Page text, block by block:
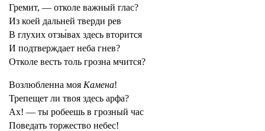
Гремит, — отколе важный глас?
Из коей дальней тверди рев
В глухих отзы́вах здесь вторится
И подтверждает неба гнев?
Отколе весть толь грозна мчится?
Возлюбленна моя Камена!
Трепещет ли твоя здесь арфа?
Ах! — ты робеешь в грозный час
Поведать торжество небес!